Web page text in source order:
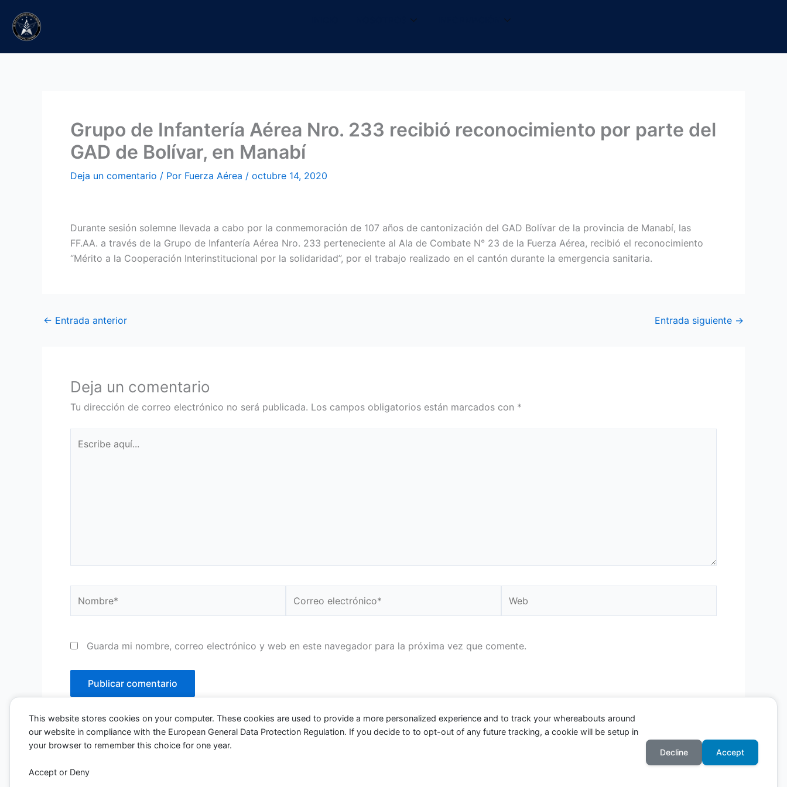
contenido
Grupo de Infantería Aérea Nro. 233 recibió reconocimiento por parte del
GAD de Bolívar, en Manabí
Deja un comentario / Por Fuerza Aérea / octubre 14, 2020
Durante sesión solemne llevada a cabo por la conmemoración de 107 años de cantonización del GAD Bolívar de la provincia de Manabí, las
FF.AA. a través de la Grupo de Infantería Aérea Nro. 233 perteneciente al Ala de Combate N° 23 de la Fuerza Aérea, recibió el reconocimiento
“Mérito a la Cooperación Interinstitucional por la solidaridad”, por el trabajo realizado en el cantón durante la emergencia sanitaria.
← Entrada anterior Entrada siguiente →
Deja un comentario
Tu dirección de correo electrónico no será publicada. Los campos obligatorios están marcados con *
aquí...
electrónico*
Guarda mi nombre, correo electrónico y web en este navegador para la próxima vez que comente.
This website stores cookies on your computer. These cookies are used to provide a more personalized experience and to track your whereabouts around
our website in compliance with the European General Data Protection Regulation. If you decide to to opt-out of any future tracking, a cookie will be setup in
your browser to remember this choice for one year.
Accept or Deny
Decline Accept